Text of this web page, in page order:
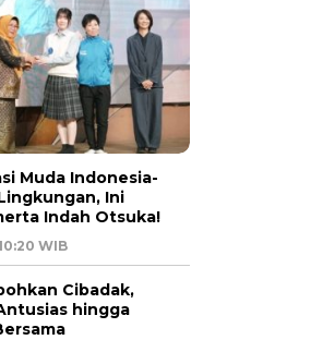
Muda Indonesia-
Ini
Indah Otsuka!
WIB
Cibadak,
hingga